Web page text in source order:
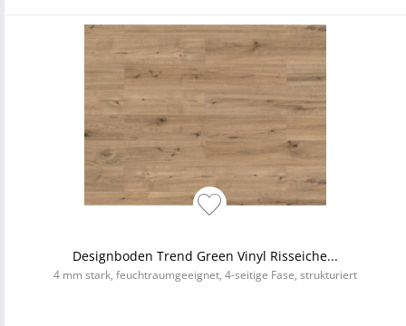
Designboden Trend Green Vinyl Risseiche...
4 mm stark, feuchtraumgeeignet, 4-seitige Fase, strukturiert